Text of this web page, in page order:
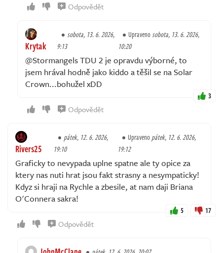
Odpovědět
Krytak
sobota, 13. 6. 2026,
9:13
Upravenosobota, 13. 6. 2026,
10:20
@Stormangels TDU 2 je opravdu výborné, to
jsem hrával hodně jako kiddo a těšil se na Solar
Crown...bohužel xDD
3
Odpovědět
Rivers25
pátek, 12. 6. 2026,
19:10
Upravenopátek, 12. 6. 2026,
19:12
Graficky to nevypada uplne spatne ale ty opice za
ktery nas nuti hrat jsou fakt strasny a nesympaticky!
Kdyz si hraji na Rychle a zbesile, at nam daji Briana
O'Connera sakra!
5 17
Odpovědět